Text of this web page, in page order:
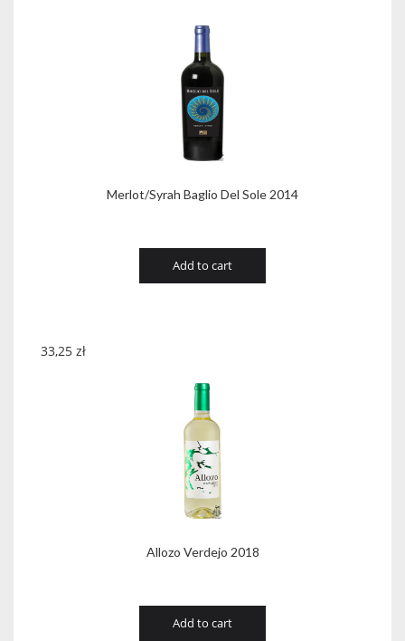
Merlot/Syrah Baglio Del Sole 2014
Add to cart
Allozo Verdejo 2018
33,25 zł
Add to cart